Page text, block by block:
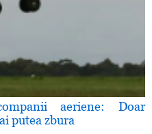
aeriene: Doar
putea zbura